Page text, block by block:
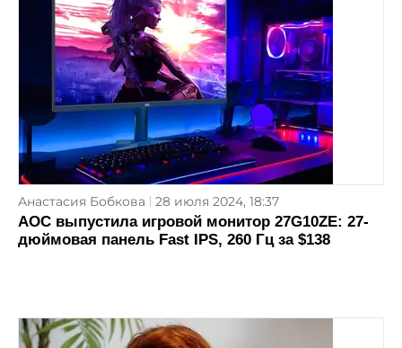
Анастасия Бобкова 28 июля 2024, 18:37
AOC выпустила игровой монитор 27G10ZE: 27-
дюймовая панель Fast IPS, 260 Гц за $138